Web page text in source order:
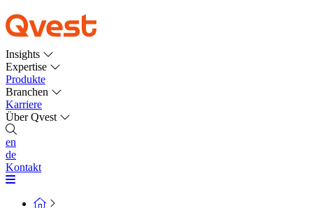
Insights
Expertise
Produkte
Branchen
Karriere
Über Qvest
en
de
Kontakt